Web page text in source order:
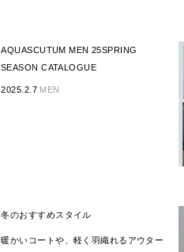
AQUASCUTUM MEN 25SPRING
SEASON CATALOGUE
2025.2.7 MEN
冬のおすすめスタイル
暖かいコートや、軽く羽織れるアウター